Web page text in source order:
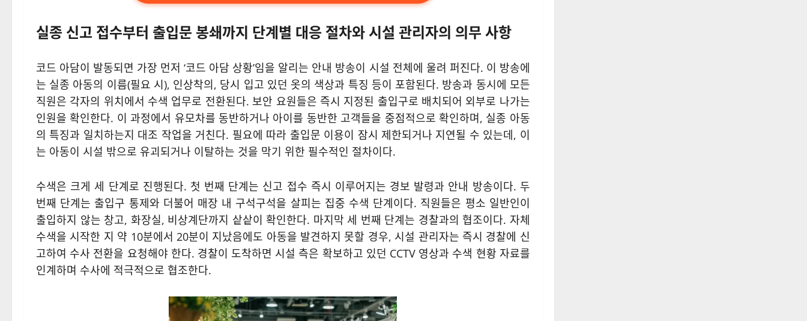
실종 신고 접수부터 출입문 봉쇄까지 단계별 대응 절차와 시설 관리자의 의무 사항
코드 아담이 발동되면 가장 먼저 ‘코드 아담 상황’임을 알리는 안내 방송이 시설 전체에 울려 퍼진다. 이 방송에
는 실종 아동의 이름(필요 시), 인상착의, 당시 입고 있던 옷의 색상과 특징 등이 포함된다. 방송과 동시에 모든
직원은 각자의 위치에서 수색 업무로 전환된다. 보안 요원들은 즉시 지정된 출입구로 배치되어 외부로 나가는
인원을 확인한다. 이 과정에서 유모차를 동반하거나 아이를 동반한 고객들을 중점적으로 확인하며, 실종 아동
의 특징과 일치하는지 대조 작업을 거친다. 필요에 따라 출입문 이용이 잠시 제한되거나 지연될 수 있는데, 이
는 아동이 시설 밖으로 유괴되거나 이탈하는 것을 막기 위한 필수적인 절차이다.
수색은 크게 세 단계로 진행된다. 첫 번째 단계는 신고 접수 즉시 이루어지는 경보 발령과 안내 방송이다. 두
번째 단계는 출입구 통제와 더불어 매장 내 구석구석을 살피는 집중 수색 단계이다. 직원들은 평소 일반인이
출입하지 않는 창고, 화장실, 비상계단까지 샅샅이 확인한다. 마지막 세 번째 단계는 경찰과의 협조이다. 자체
수색을 시작한 지 약 10분에서 20분이 지났음에도 아동을 발견하지 못할 경우, 시설 관리자는 즉시 경찰에 신
고하여 수사 전환을 요청해야 한다. 경찰이 도착하면 시설 측은 확보하고 있던 CCTV 영상과 수색 현황 자료를
인계하며 수사에 적극적으로 협조한다.